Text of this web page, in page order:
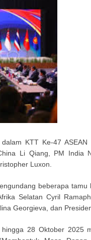
KTT Ke-47 ASEAN
Li Qiang, PM India
Luxon.
beberapa
Selatan Cyril
Georgieva, dan
28 Oktober 2025